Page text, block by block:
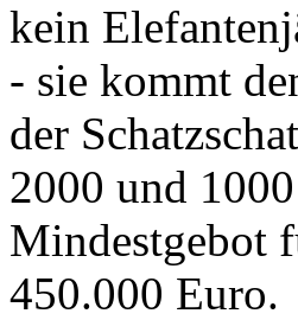
kein
- sie kommt
der
2000 und
Mindestgebot
450.000 Euro.